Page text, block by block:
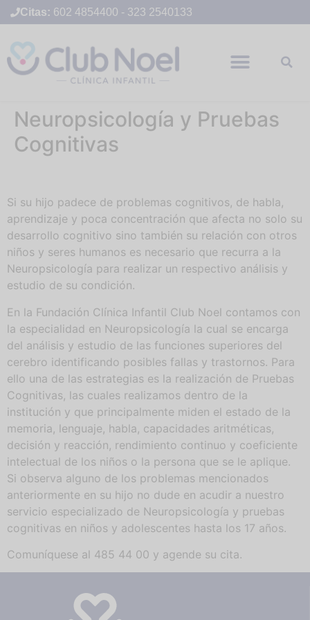
Citas: 602 4854400 - 323 2540133
Neuropsicología y Pruebas
Cognitivas
Si su hijo padece de problemas cognitivos, de habla,
aprendizaje y poca concentración que afecta no solo su
desarrollo cognitivo sino también su relación con otros
niños y seres humanos es necesario que recurra a la
Neuropsicología para realizar un respectivo análisis y
estudio de su condición.
En la Fundación Clínica Infantil Club Noel contamos con
la especialidad en Neuropsicología la cual se encarga
del análisis y estudio de las funciones superiores del
cerebro identificando posibles fallas y trastornos. Para
ello una de las estrategias es la realización de Pruebas
Cognitivas, las cuales realizamos dentro de la
institución y que principalmente miden el estado de la
memoria, lenguaje, habla, capacidades aritméticas,
decisión y reacción, rendimiento continuo y coeficiente
intelectual de los niños o la persona que se le aplique.
Si observa alguno de los problemas mencionados
anteriormente en su hijo no dude en acudir a nuestro
servicio especializado de Neuropsicología y pruebas
cognitivas en niños y adolescentes hasta los 17 años.
Comuníquese al 485 44 00 y agende su cita.